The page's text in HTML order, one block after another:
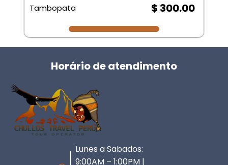
Tambopata $ 300.00
Horário de atendimento
Lunes a Sabados:
9:00AM – 1:00PM |